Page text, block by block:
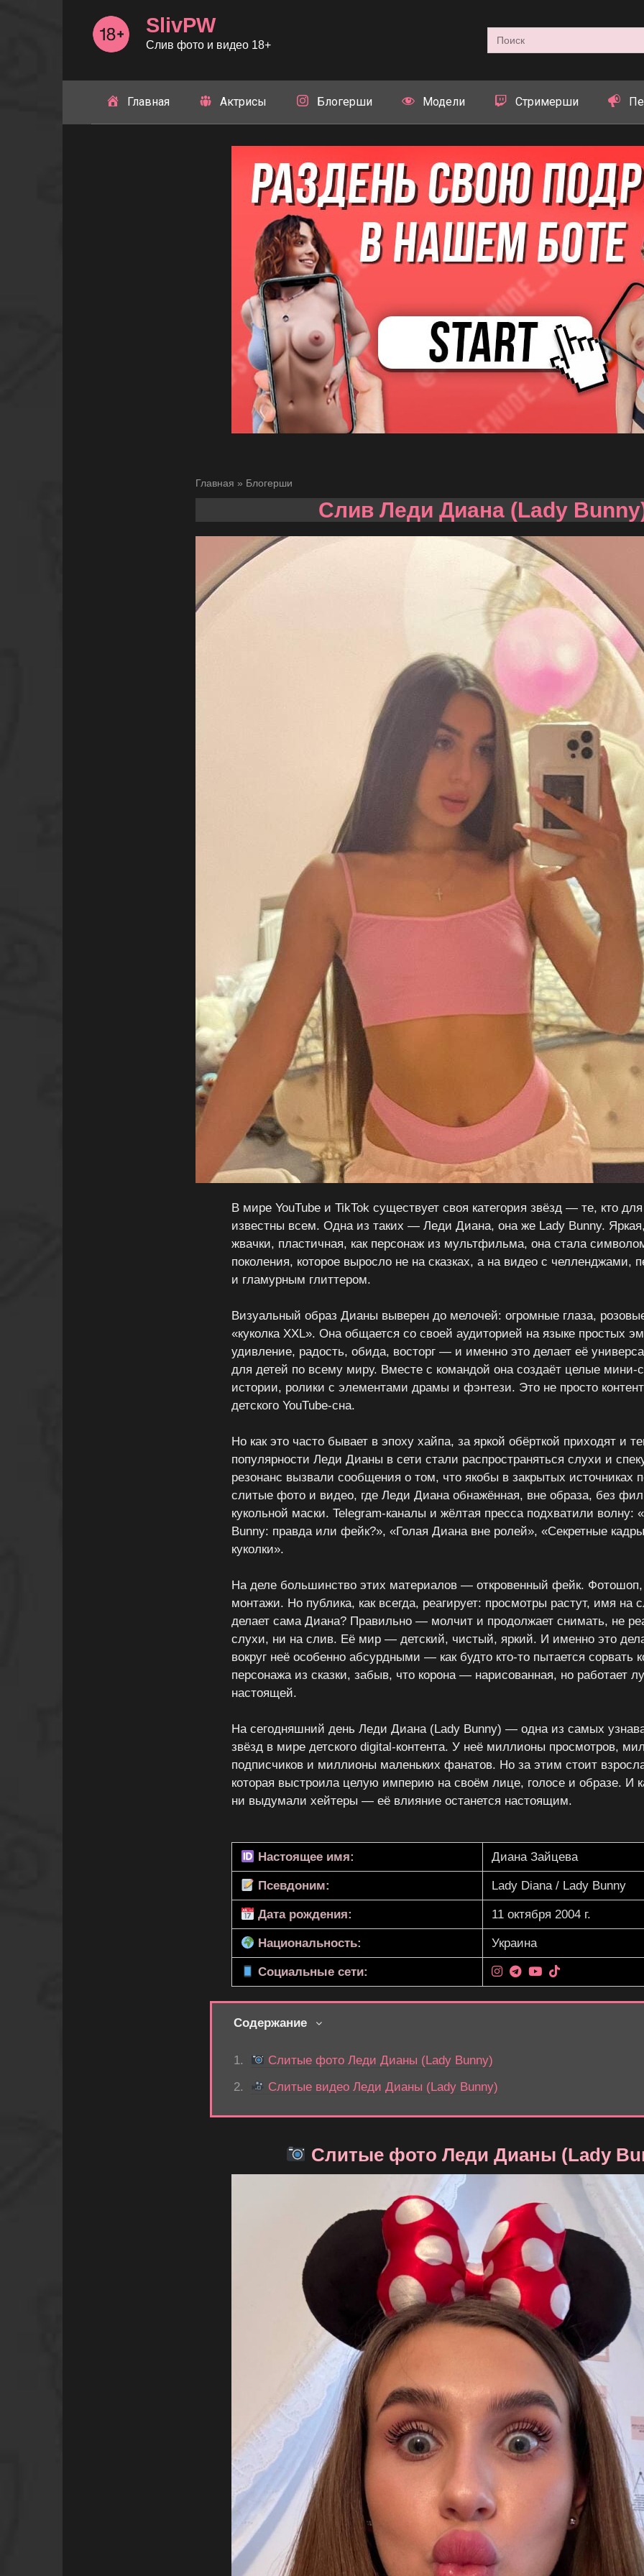
SlivPW
Слив фото и видео 18+
Search
for:
Главная Актрисы Блогерши Модели Стримерши
Главная » Блогерши
Слив Леди Диана (Lady
В мире YouTube и TikTok существует своя категория звёзд — те, кто
известны всем. Одна из таких — Леди Диана, она же Lady Bunny. Яркая,
жвачки, пластичная, как персонаж из мультфильма, она стала
поколения, которое выросло не на сказках, а на видео с челленджами,
и гламурным глиттером.
Визуальный образ Дианы выверен до мелочей: огромные глаза,
«куколка XXL». Она общается со своей аудиторией на языке простых
удивление, радость, обида, восторг — и именно это делает её
для детей по всему миру. Вместе с командой она создаёт целые мини-
истории, ролики с элементами драмы и фэнтези. Это не просто
детского YouTube-сна.
Но как это часто бывает в эпоху хайпа, за яркой обёрткой приходят и
популярности Леди Дианы в сети стали распространяться слухи и
резонанс вызвали сообщения о том, что якобы в закрытых источниках
слитые фото и видео, где Леди Диана обнажённая, вне образа, без
кукольной маски. Telegram-каналы и жёлтая пресса подхватили волну:
Bunny: правда или фейк?», «Голая Диана вне ролей», «Секретные
куколки».
На деле большинство этих материалов — откровенный фейк.
монтажи. Но публика, как всегда, реагирует: просмотры растут, имя на
делает сама Диана? Правильно — молчит и продолжает снимать, не
слухи, ни на слив. Её мир — детский, чистый, яркий. И именно это
вокруг неё особенно абсурдными — как будто кто-то пытается сорвать
персонажа из сказки, забыв, что корона — нарисованная, но работает
настоящей.
На сегодняшний день Леди Диана (Lady Bunny) — одна из самых
звёзд в мире детского digital-контента. У неё миллионы просмотров,
подписчиков и миллионы маленьких фанатов. Но за этим стоит
которая выстроила целую империю на своём лице, голосе и образе. И
ни выдумали хейтеры — её влияние останется настоящим.
Настоящее имя: Диана Зайцева
Псевдоним: Lady Diana / Lady Bunny
Дата рождения: 11 октября 2004 г.
Национальность: Украина
Социальные сети:
Содержание
Слитые фото Леди Дианы (Lady Bunny)
Слитые видео Леди Дианы (Lady Bunny)
Слитые фото Леди Дианы (Lady